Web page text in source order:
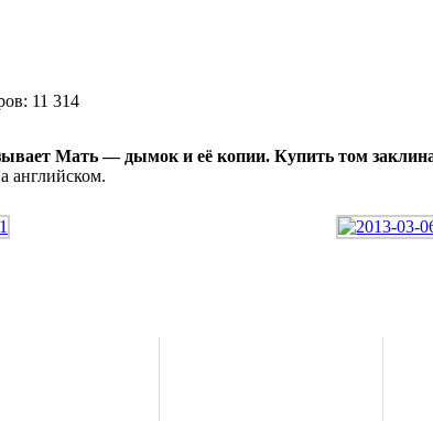
11 314
Мать — дымок и её копии. Купить том
английском.